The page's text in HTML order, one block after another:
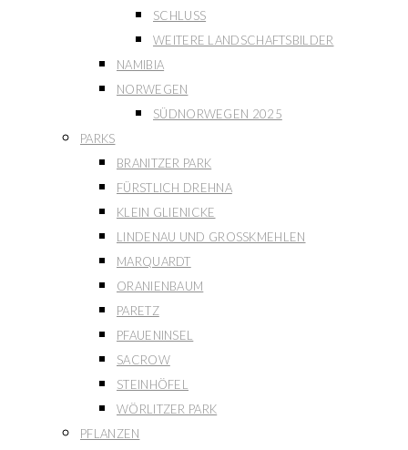
SCHLUSS
WEITERE LANDSCHAFTSBILDER
NAMIBIA
NORWEGEN
SÜDNORWEGEN 2025
PARKS
BRANITZER PARK
FÜRSTLICH DREHNA
KLEIN GLIENICKE
LINDENAU UND GROSSKMEHLEN
MARQUARDT
ORANIENBAUM
PARETZ
PFAUENINSEL
SACROW
STEINHÖFEL
WÖRLITZER PARK
PFLANZEN